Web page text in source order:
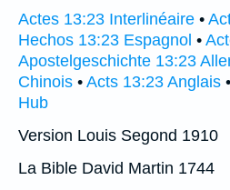
Actes 13:23 Interlinéaire •
Hechos 13:23 Espagnol •
Apostelgeschichte 13:23
Chinois • Acts 13:23 Anglais •
Hub
Version Louis Segond 1910
La Bible David Martin 1744